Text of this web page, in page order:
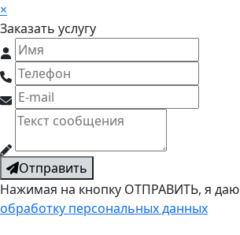
×
Заказать услугу
Отправить
Нажимая на кнопку ОТПРАВИТЬ, я даю
обработку персональных данных